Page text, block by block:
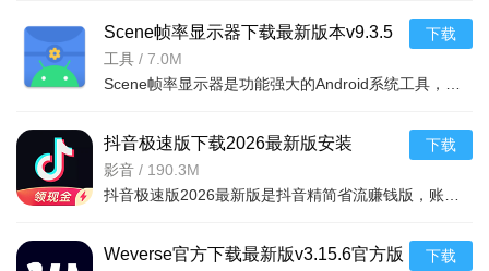
Scene帧率显示器下载最新版本v9.3.5
安卓版
工具 / 7.0M
下载
抖音极速版下载2026最新版安装
v39.2.0最新版
影音 / 190.3M
下载
Weverse官方下载最新版v3.15.6官方版 下载